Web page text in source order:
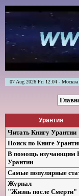
07 Aug 2026 Fri 12:04 - Москва
Урантия
Читать Книгу Урантии
Поиск по Книге
В помощь изучающим
Урантии
Самые популярные
Журнал
"Жизнь после Смерти"